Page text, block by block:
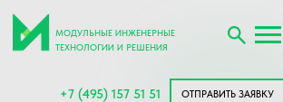
+7 (495) 157 51 51
МОДУЛЬНЫЕ ИНЖЕНЕРНЫЕ
ТЕХНОЛОГИИ И РЕШЕНИЯ
ОТПРАВИТЬ ЗАЯВКУ